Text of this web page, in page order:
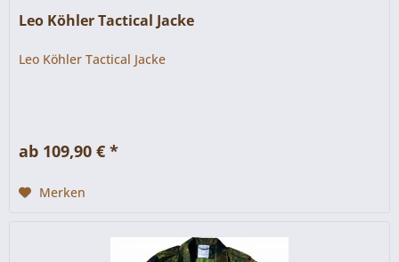
Leo Köhler Tactical Jacke
Leo Köhler Tactical Jacke
ab 109,90 € *
Merken